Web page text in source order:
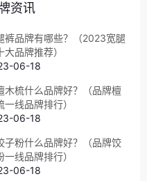
资讯
裤品牌有哪些？（2023宽腿
大品牌推荐）
06-18
木梳什么品牌好？（品牌檀
一线品牌排行）
06-18
子粉什么品牌好？（品牌饺
一线品牌排行）
06-18